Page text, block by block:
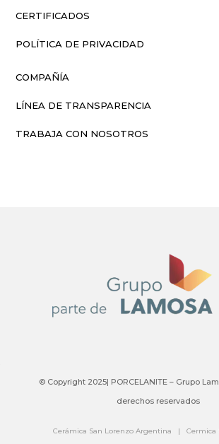
CERTIFICADOS
POLÍTICA DE PRIVACIDAD
COMPAÑÍA
LÍNEA DE TRANSPARENCIA
TRABAJA CON NOSOTROS
© Copyright 2025| PORCELANITE – Grupo
derechos reservados
Cerámica San Lorenzo Argentina |Cermica